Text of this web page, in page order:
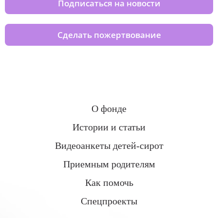
Подписаться на новости
Сделать пожертвование
О фонде
Истории и статьи
Видеоанкеты детей-сирот
Приемным родителям
Как помочь
Спецпроекты